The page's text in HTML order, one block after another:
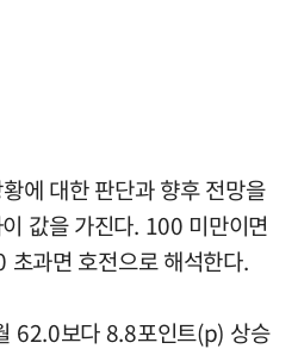
에 대한 판단과 향후 전망을
값을 가진다. 100 미만이면
과면 호전으로 해석한다.
62.0보다 8.8포인트(p) 상승